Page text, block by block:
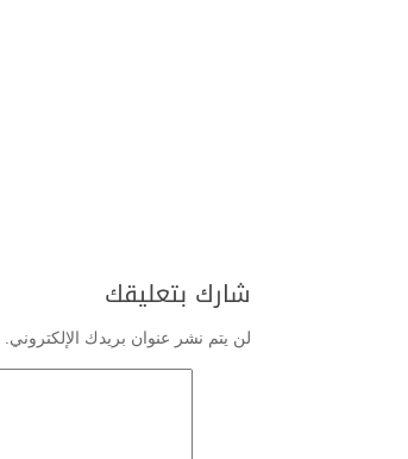
شارك بتعليقك
لن يتم نشر عنوان بريدك الإلكتروني.